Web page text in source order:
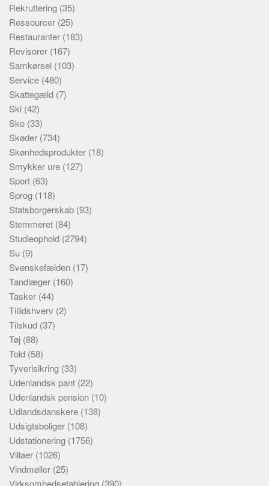
Rekruttering (35)
Ressourcer (25)
Restauranter (183)
Revisorer (167)
Samkørsel (103)
Service (480)
Skattegæld (7)
Ski (42)
Sko (33)
Skøder (734)
Skønhedsprodukter (18)
Smykker ure (127)
Sport (63)
Sprog (118)
Statsborgerskab (93)
Stemmeret (84)
Studieophold (2794)
Su (9)
Svenskefælden (17)
Tandlæger (160)
Tasker (44)
Tillidshverv (2)
Tilskud (37)
Tøj (88)
Told (58)
Tyverisikring (33)
Udenlandsk pant (22)
Udenlandsk pension (10)
Udlandsdanskere (138)
Udsigtsboliger (108)
Udstationering (1756)
Villaer (1026)
Vindmøller (25)
Virksomhedsetablering (390)